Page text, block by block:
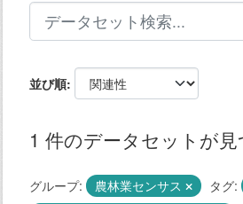
並び順
1 件のデータセットが
グループ: 農林業センサス タグ: